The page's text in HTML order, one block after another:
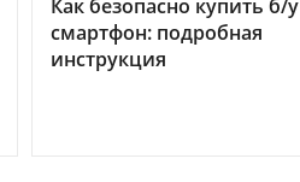
Как безопасно купить б/у
смартфон: подробная
инструкция